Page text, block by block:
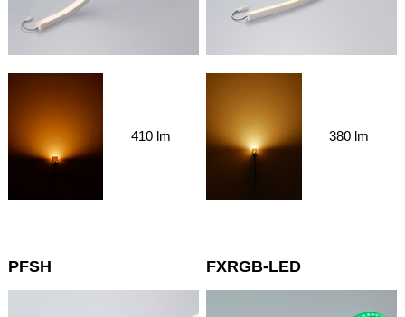
410 lm 380 lm
PFSH FXRGB-LED